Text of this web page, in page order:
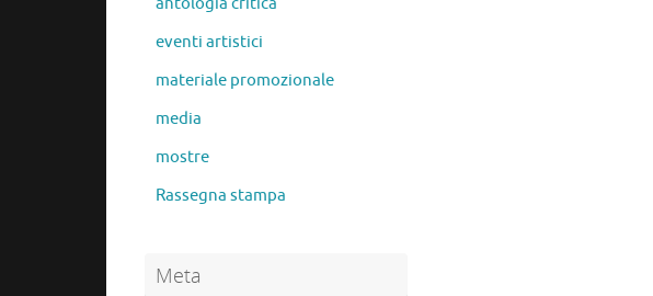
eventi artistici
materiale promozionale
media
mostre
Rassegna stampa
Meta